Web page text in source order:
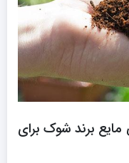
برند شوک برای